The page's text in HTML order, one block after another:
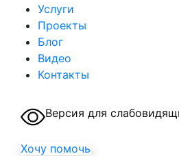
Услуги
Проекты
Блог
Видео
Контакты
Версия для
Хочу помочь